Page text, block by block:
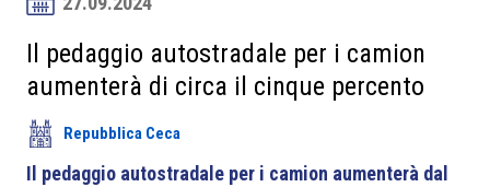
Soci
Partner
Progetti
Il pedaggio autostradale per i camion
aumenterà di circa il cinque percento
Repubblica Ceca
Il pedaggio autostradale per i camion aumenterà dal